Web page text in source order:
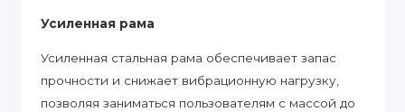
Усиленная рама
Усиленная стальная рама обеспечивает запас
прочности и снижает вибрационную нагрузку,
позволяя заниматься пользователям с массой до